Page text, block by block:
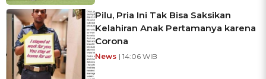
Pilu, Pria Ini Tak Bisa Saksikan
Kelahiran Anak Pertamanya karena
Corona
News | 14:06 WIB